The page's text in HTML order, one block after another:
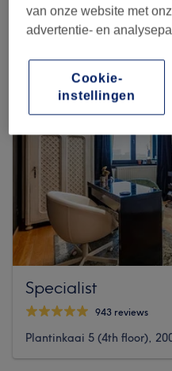
Specialist
943 reviews
Plantinkaai 5 (4th floor),
van onze website met
advertentie- en
Cookie-
instellingen